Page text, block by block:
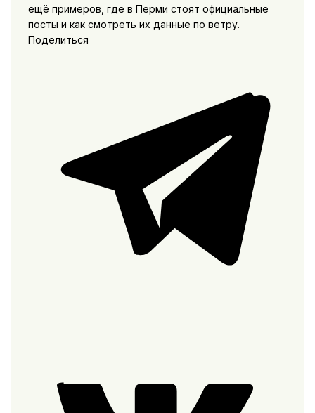
ещё примеров, где в Перми стоят официальные
посты и как смотреть их данные по ветру.
Поделиться